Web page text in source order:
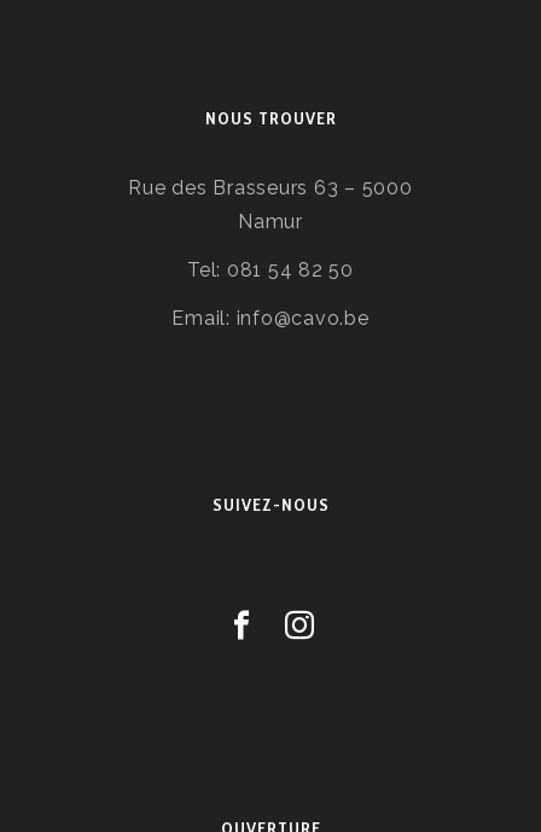
NOUS TROUVER
Rue des Brasseurs 63 – 5000
Namur
Tel: 081 54 82 50
Email: info@cavo.be
SUIVEZ-NOUS